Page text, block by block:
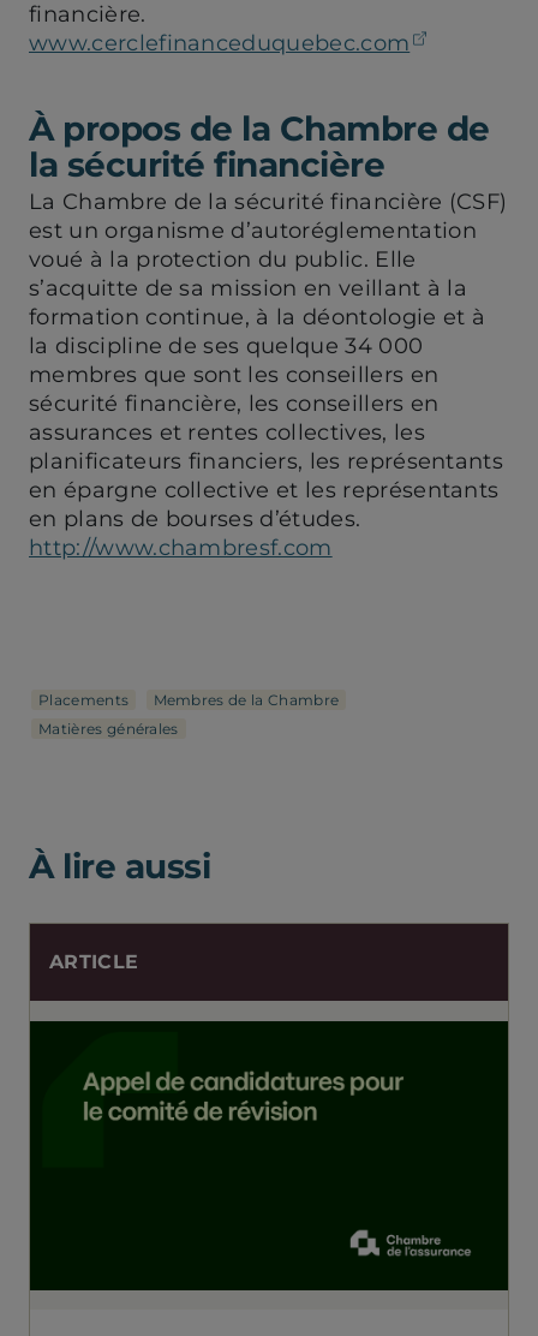
financière.
www.cerclefinanceduquebec.com
À propos de la Chambre de
la sécurité financière
La Chambre de la sécurité financière (CSF)
est un organisme d’autoréglementation
voué à la protection du public. Elle
s’acquitte de sa mission en veillant à la
formation continue, à la déontologie et à
la discipline de ses quelque 34 000
membres que sont les conseillers en
sécurité financière, les conseillers en
assurances et rentes collectives, les
planificateurs financiers, les représentants
en épargne collective et les représentants
en plans de bourses d’études.
http://www.chambresf.com
Placements
Membres de la Chambre
Matières générales
À lire aussi
ARTICLE